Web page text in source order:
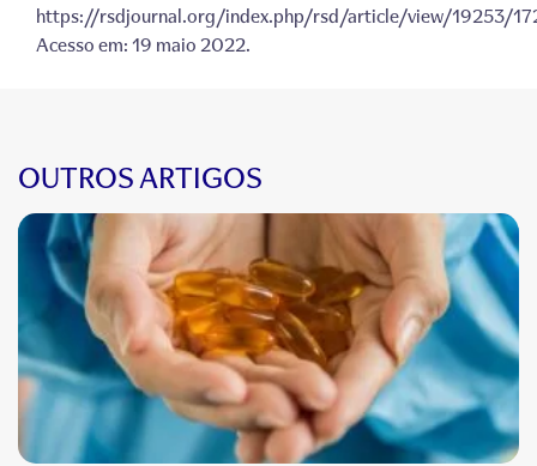
https://rsdjournal.org/index.php/rsd/article/view/19253/
Acesso em: 19 maio 2022.
OUTROS ARTIGOS